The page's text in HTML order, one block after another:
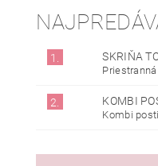
1. SKRIŇA
2. KOMBI
Kombi